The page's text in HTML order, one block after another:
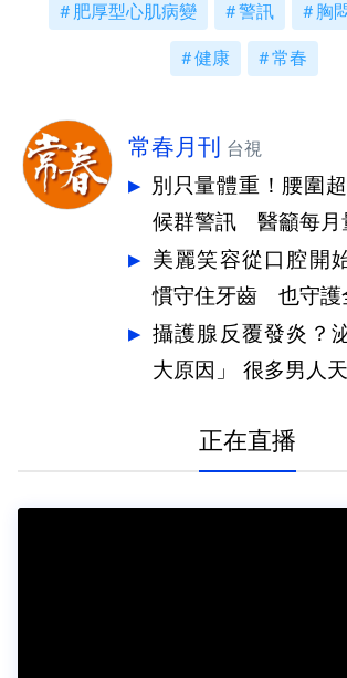
肥厚型心肌病變 警訊 胸
健康 常春
常春月刊 台視
別只量體重！腰圍
候群警訊 醫籲每月
美麗笑容從口腔開
慣守住牙齒 也守護
攝護腺反覆發炎？
大原因」 很多男
正在直播